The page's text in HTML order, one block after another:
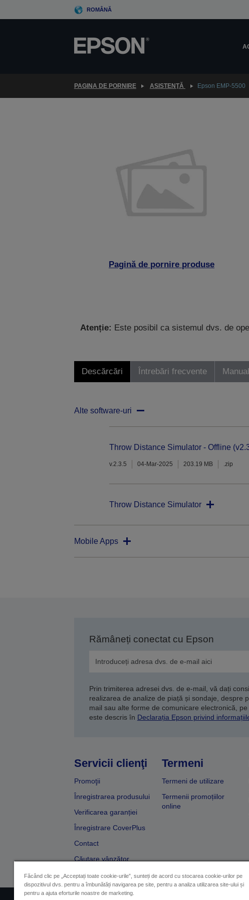
to
ROMÂNĂ
PAGINA DE PORNIRE ASISTENŢĂ Epson EMP-5500
Pagină de pornire produse
Atenție: Este posibil ca sistemul dvs. de
Descărcări Întrebări frecvente
Alte software-uri
Throw Distance Simulator - Offline
v.2.3.5 04-Mar-2025 203.19 MB .zip
Throw Distance Simulator
Mobile Apps
Rămâneți conectat cu Epson
Prin trimiterea adresei dvs. de e-mail, vă dați
realizarea de analize de piață și sondaje, despre
mail sau alte forme de comunicare electronică,
este descris în Declarația Epson privind
Servicii clienţi
Promoţii
Înregistrarea produsului
Verificarea garanției
Înregistrare CoverPlus
Contact
Căutare vânzător
Termeni
Termeni de utilizare
Termenii promoțiilor
online
Făcând clic pe „Acceptați toate cookie-urile”, sunteți de acord cu stocarea cookie-urilor pe
dispozitivul dvs. pentru a îmbunătăți navigarea pe site, pentru a analiza utilizarea site-ului și
pentru a ajuta eforturile noastre de marketing.